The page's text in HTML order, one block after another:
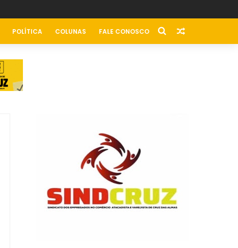
POLÍTICA COLUNAS FALE CONOSCO